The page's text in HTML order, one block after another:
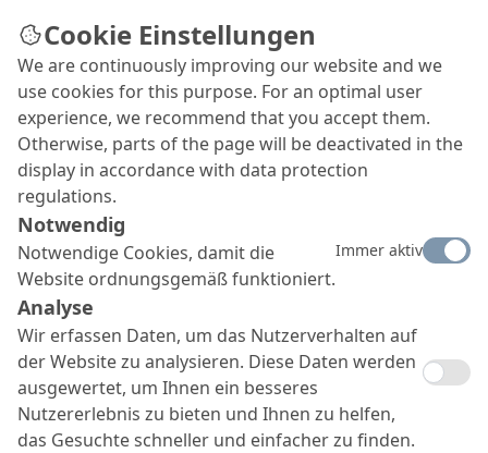
Cookie Einstellungen
We are continuously improving our website and we
use cookies for this purpose. For an optimal user
experience, we recommend that you accept them.
Otherwise, parts of the page will be deactivated in the
display in accordance with data protection
regulations.
Notwendig
Notwendige Cookies, damit die
Website ordnungsgemäß funktioniert.
Immer aktiv
Analyse
Wir erfassen Daten, um das Nutzerverhalten auf
der Website zu analysieren. Diese Daten werden
ausgewertet, um Ihnen ein besseres
Nutzererlebnis zu bieten und Ihnen zu helfen,
das Gesuchte schneller und einfacher zu finden.